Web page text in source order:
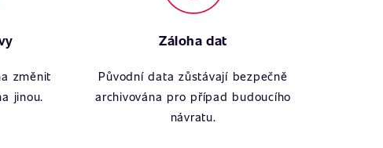
změnit
jinou.
Záloha dat
Původní data zůstávají bezpečně
archivována pro případ budoucího
návratu.